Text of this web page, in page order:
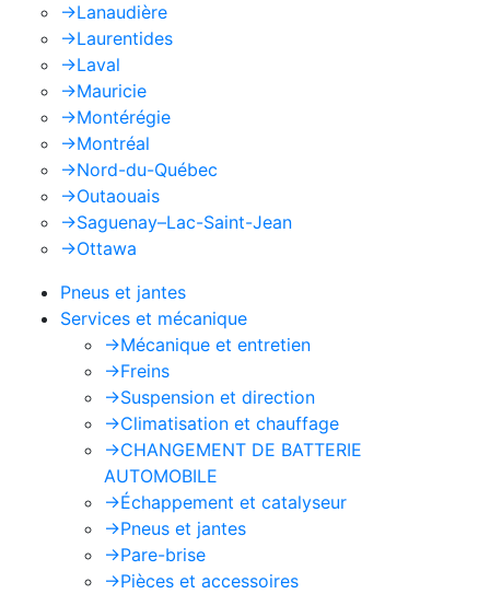
->Lanaudière
->Laurentides
->Laval
->Mauricie
->Montérégie
->Montréal
->Nord-du-Québec
->Outaouais
->Saguenay–Lac-Saint-Jean
->Ottawa
Pneus et jantes
Services et mécanique
->Mécanique et entretien
->Freins
->Suspension et direction
->Climatisation et chauffage
->CHANGEMENT DE BATTERIE
AUTOMOBILE
->Échappement et catalyseur
->Pneus et jantes
->Pare-brise
->Pièces et accessoires